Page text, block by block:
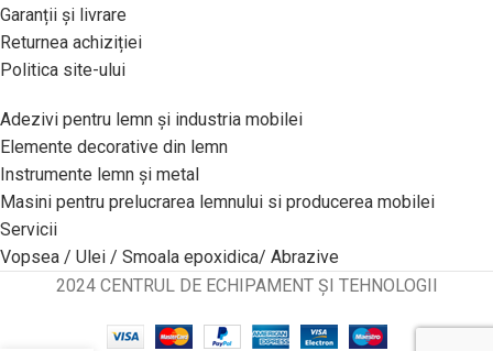
Garanții și livrare
Returnea achiziției
Politica site-ului
Adezivi pentru lemn și industria mobilei
Elemente decorative din lemn
Instrumente lemn și metal
Masini pentru prelucrarea lemnului si producerea mobilei
Servicii
Vopsea / Ulei / Smoala epoxidica/ Abrazive
2024 CENTRUL DE ECHIPAMENT ȘI TEHNOLOGII